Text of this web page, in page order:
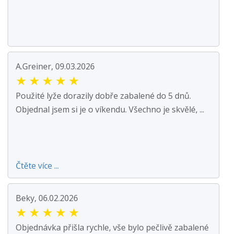
A.Greiner, 09.03.2026
★ ★ ★ ★ ★
Použité lyže dorazily dobře zabalené do 5 dnů.
Objednal jsem si je o víkendu. Všechno je skvělé, ...
Čtěte více ...
Beky, 06.02.2026
★ ★ ★ ★ ★
Objednávka přišla rychle, vše bylo pečlivě zabalené